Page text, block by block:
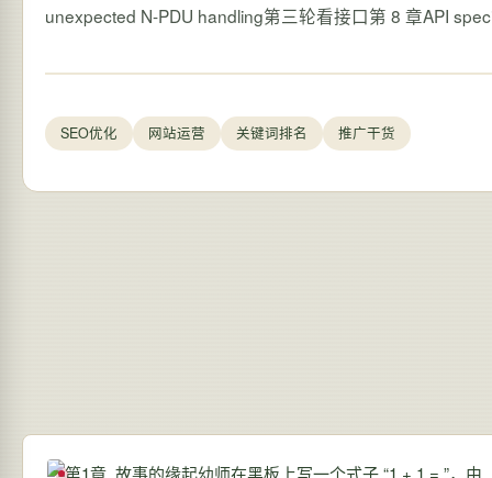
SEO优化 网站运营 关键词排名 推广干货